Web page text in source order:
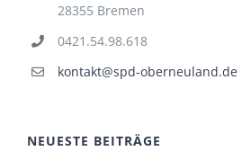
28355 Bremen
0421.54.98.618
kontakt@spd-oberneuland.de
NEUESTE BEITRÄGE